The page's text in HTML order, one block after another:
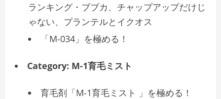
ランキング・ブブカ、チャップアップだけじ
ゃない、プランテルとイクオス
「M-034」を極める！
Category: M-1育毛ミスト
育毛剤「M-1育毛ミスト 」を極める！